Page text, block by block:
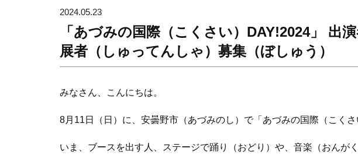
2024.05.23
「あづみの国際（こくさい）DAY!2024」 出
展者（しゅってんしゃ）募集（ぼしゅう）
みなさん、こんにちは。
8月11日（日）に、安曇野市（あづみのし）で「あづみの国際（こくさ
いま、ブースを出す人、ステージで踊り（おどり）や、音楽（おんが